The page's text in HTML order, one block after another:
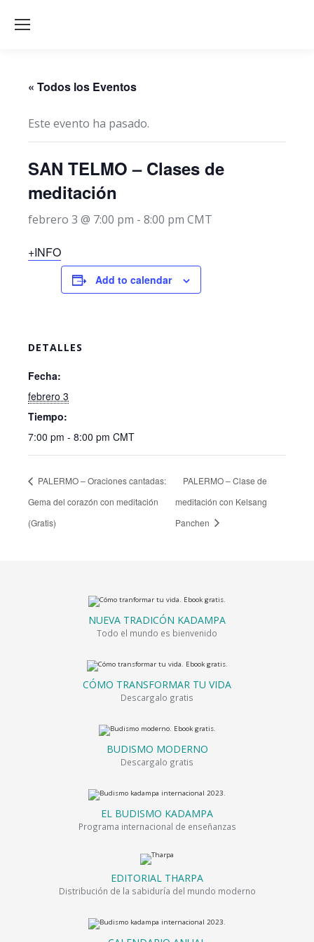
« Todos los Eventos
Este evento ha pasado.
SAN TELMO – Clases de
meditación
febrero 3 @ 7:00 pm - 8:00 pm CMT
+INFO
Add to calendar
DETALLES
Fecha:
febrero 3
Tiempo:
7:00 pm - 8:00 pm CMT
PALERMO – Oraciones cantadas:
Gema del corazón con meditación
(Gratis)
PALERMO – Clase de
meditación con Kelsang
Panchen
NUEVA TRADICÓN KADAMPA
Todo el mundo es bienvenido
CÓMO TRANSFORMAR TU VIDA
Descargalo gratis
BUDISMO MODERNO
Descargalo gratis
EL BUDISMO KADAMPA
Programa internacional de enseñanzas
EDITORIAL THARPA
Distribución de la sabiduría del mundo moderno